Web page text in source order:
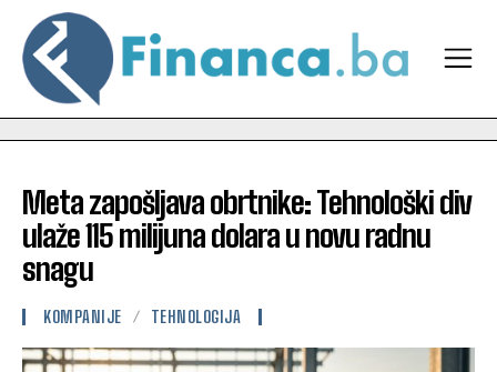
Meta zapošljava obrtnike: Tehnološki div
ulaže 115 milijuna dolara u novu radnu
snagu
KOMPANIJE TEHNOLOGIJA